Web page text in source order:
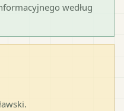
według
.